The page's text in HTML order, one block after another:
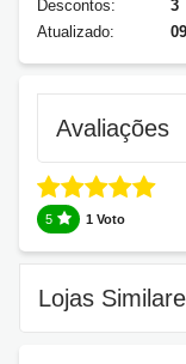
Descontos:
3
Atualizado:
Avaliações
5 1 Voto
Lojas